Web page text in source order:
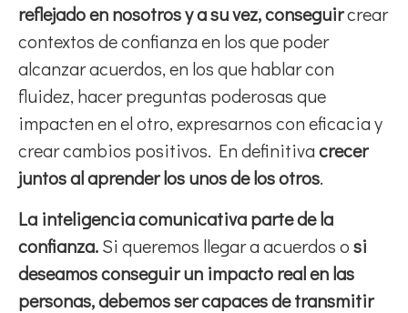
reflejado en nosotros y a su vez, conseguircrear
contextos de confianza en los que poder
alcanzar acuerdos, en los que hablar con
fluidez, hacer preguntas poderosas que
impacten en el otro, expresarnos con eficacia y
crear cambios positivos. En definitivacrecer
juntos al aprender los unos de los otros.
La inteligencia comunicativa parte de la
confianza.Si queremos llegar a acuerdos osi
deseamos conseguir un impacto real en las
personas, debemos ser capaces de transmitir